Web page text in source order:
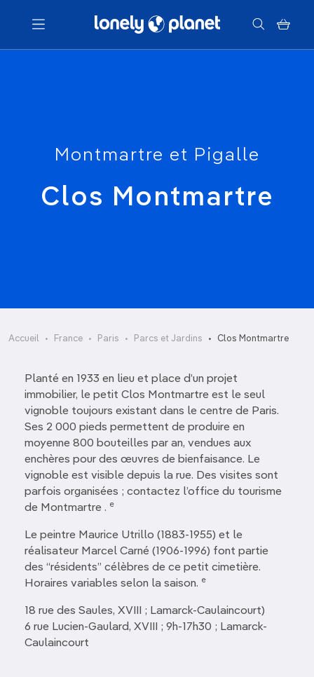
Menu
Montmartre et Pigalle
Clos Montmartre
Accueil France Paris Parcs et Jardins Clos Montmartre
Planté en 1933 en lieu et place d’un projet
immobilier, le petit Clos Montmartre est le seul
vignoble toujours existant dans le centre de Paris.
Ses 2 000 pieds permettent de produire en
moyenne 800 bouteilles par an, vendues aux
enchères pour des œuvres de bienfaisance. Le
vignoble est visible depuis la rue. Des visites sont
parfois organisées ; contactez l’office du tourisme
de Montmartre . e
Le peintre Maurice Utrillo (1883-1955) et le
réalisateur Marcel Carné (1906-1996) font partie
des “résidents” célèbres de ce petit cimetière.
Horaires variables selon la saison. e
18 rue des Saules, XVIII ; Lamarck-Caulaincourt)
6 rue Lucien-Gaulard, XVIII ; 9h-17h30 ; Lamarck-
Caulaincourt